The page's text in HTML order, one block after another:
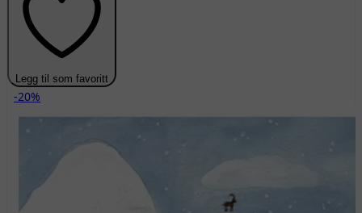
Legg til som favoritt
-20%